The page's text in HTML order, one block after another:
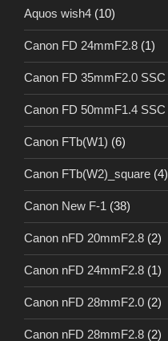
Aquos wish4 (10)
Canon FD 24mmF2.8 (1)
Canon FD 35mmF2.0 SSC
Canon FD 50mmF1.4 SSC
Canon FTb(W1) (6)
Canon FTb(W2)_square (4)
Canon New F-1 (38)
Canon nFD 20mmF2.8 (2)
Canon nFD 24mmF2.8 (1)
Canon nFD 28mmF2.0 (2)
Canon nFD 28mmF2.8 (2)